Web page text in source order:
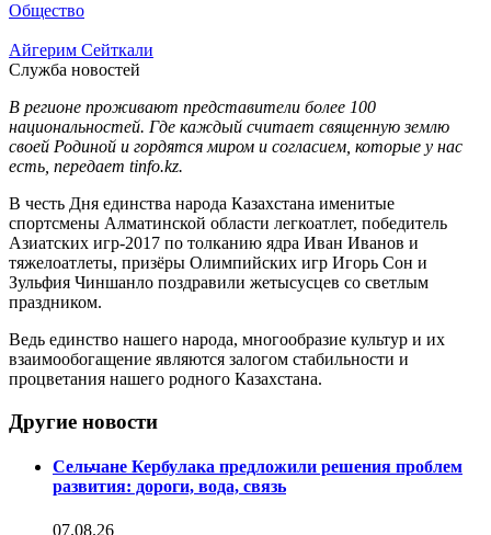
Общество
Айгерим Сейткали
Служба новостей
В регионе проживают представители более 100
национальностей. Где каждый считает священную землю
своей Родиной и гордятся миром и согласием, которые у нас
есть, передает tinfo.kz.
В честь Дня единства народа Казахстана именитые
спортсмены Алматинской области легкоатлет, победитель
Азиатских игр-2017 по толканию ядра Иван Иванов и
тяжелоатлеты, призёры Олимпийских игр Игорь Сон и
Зульфия Чиншанло поздравили жетысусцев со светлым
праздником.
Ведь единство нашего народа, многообразие культур и их
взаимообогащение являются залогом стабильности и
процветания нашего родного Казахстана.
Другие новости
Сельчане Кербулака предложили решения проблем
развития: дороги, вода, связь
07.08.26